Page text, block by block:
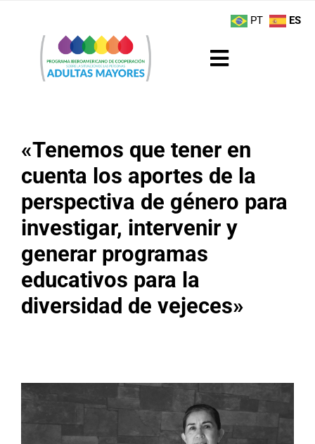
contenido
Toggle
Noticias
Actividades
Boletín
Buenas Prácticas
Recursos
«Tenemos que tener en
cuenta los aportes de la
perspectiva de género para
investigar, intervenir y
generar programas
educativos para la
diversidad de vejeces»
PT ES